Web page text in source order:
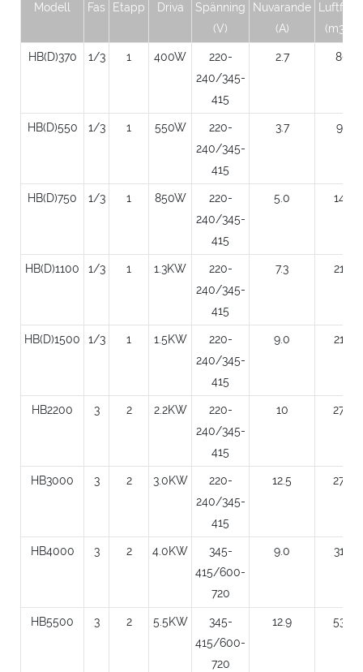
Modell Fas Etapp Driva
Spänning
(V)
Nuvarande
(A)
(m3/h)
HB(D)370 1/3 1 400W
220-
240/345-
415
2.7 80
HB(D)550 1/3 1 550W
220-
240/345-
415
3.7 95
HB(D)750 1/3 1 850W
220-
240/345-
415
5.0 145
HB(D)1100 1/3 1 1.3KW
220-
240/345-
415
7.3 210
HB(D)1500 1/3 1 1.5KW
220-
240/345-
415
9.0 210
HB2200 3 2 2.2KW
220-
240/345-
415
10 270
HB3000 3 2 3.0KW
220-
240/345-
415
12.5 270
HB4000 3 2 4.0KW
345-
415/600-
720
9.0 318
HB5500 3 2 5.5KW
345-
415/600-
720
12.9 530